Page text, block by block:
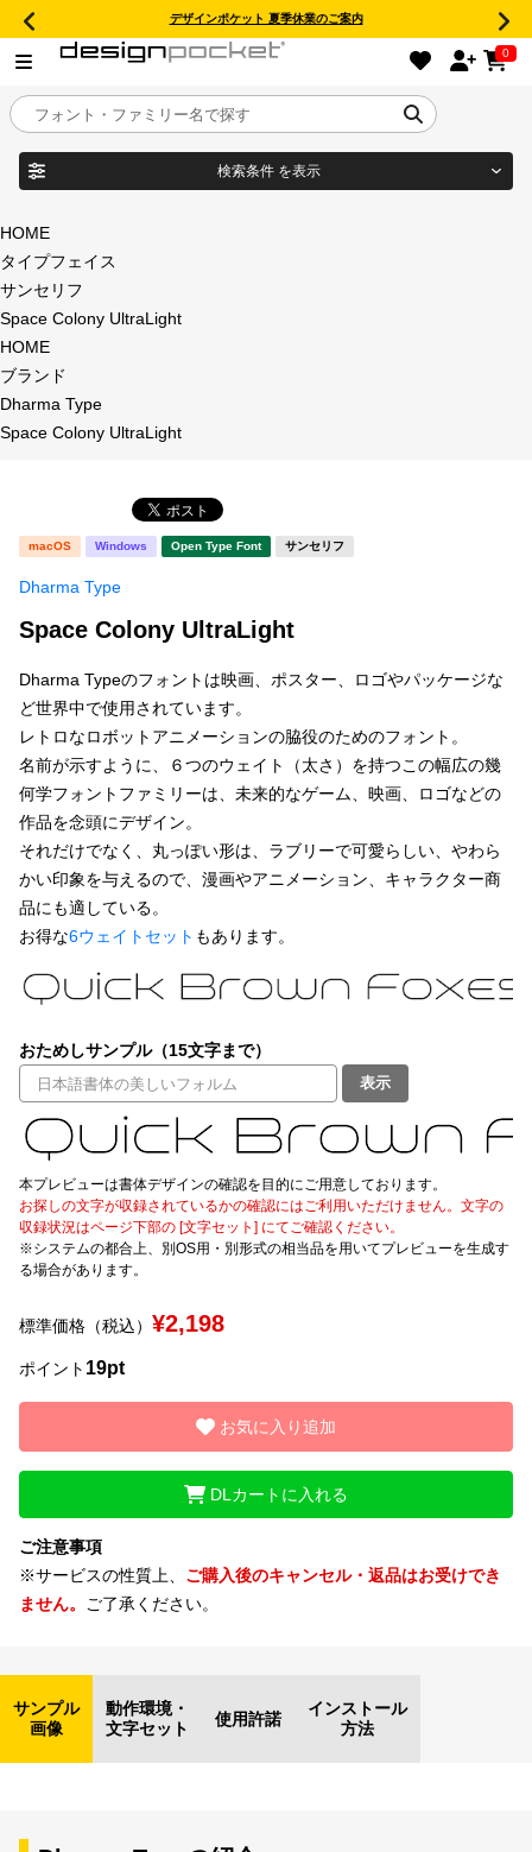
デザインポケット 夏季休業のご案内
0
目的別フォントガイド
特集
年間ライセンス商品
新着一覧
カート
マイページ
お気に入り
ご利用ガイド
お問い合わせ
検索条件 を表示
商品名
タイプフェイス
明朝体
角ゴシック
教科書体
草書体 勘亭流
江戸文字 デザイン毛筆
すべてを表示
太さ・ウェイト
文字種類
価格帯
〜
リセット
HOME
タイプフェイス
サンセリフ
Space Colony UltraLight
HOME
ブランド
Dharma Type
Space Colony UltraLight
macOS Windows Open Type Font サンセリフ
Dharma Type
Space Colony UltraLight
Dharma Typeのフォントは映画、ポスター、ロゴやパッケージな
ど世界中で使用されています。
レトロなロボットアニメーションの脇役のためのフォント。
名前が示すように、６つのウェイト（太さ）を持つこの幅広の幾
何学フォントファミリーは、未来的なゲーム、映画、ロゴなどの
作品を念頭にデザイン。
それだけでなく、丸っぽい形は、ラブリーで可愛らしい、やわら
かい印象を与えるので、漫画やアニメーション、キャラクター商
品にも適している。
お得な6ウェイトセット もあります。
おためしサンプル（15文字まで）
表示
本プレビューは書体デザインの確認を目的にご用意しております。
お探しの文字が収録されているかの確認にはご利用いただけません。文字の
収録状況はページ下部の [文字セット] にてご確認ください。
※システムの都合上、別OS用・別形式の相当品を用いてプレビューを生成す
る場合があります。
標準価格（税込） ¥2,198
ポイント 19pt
お気に入り追加
DLカートに入れる
ご注意事項
※サービスの性質上、 ご購入後のキャンセル・返品はお受けでき
ません。 ご了承ください。
サンプル
画像
動作環境・
文字セット
使用許諾
インストール
方法